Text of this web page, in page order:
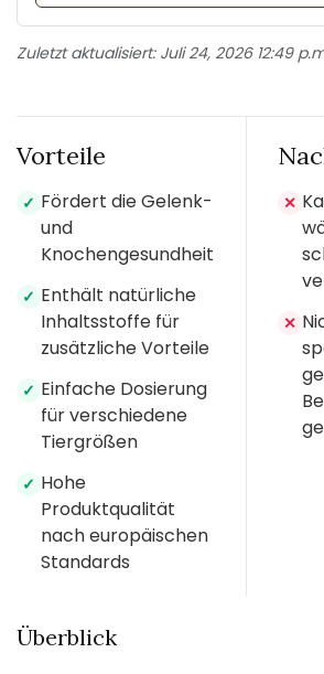
Zuletzt aktualisiert: Juli 24, 2026 12:49
Vorteile
✓ Fördert die Gelenk-
und
Knochengesundheit
✓ Enthält natürliche
Inhaltsstoffe für
zusätzliche Vorteile
✓ Einfache Dosierung
für verschiedene
Tiergrößen
✓ Hohe
Produktqualität
nach europäischen
Standards
✕
✕
Überblick